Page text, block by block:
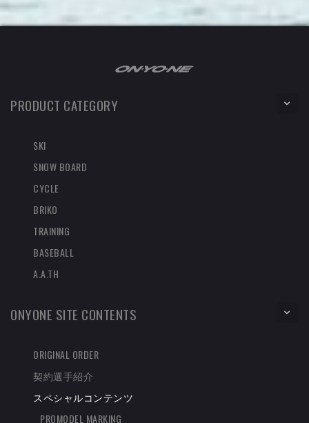
PRODUCT CATEGORY
SKI
SNOW BOARD
CYCLE
BRIKO
TRAINING
BASEBALL
A.A.TH
ONYONE SITE CONTENTS
ORIGINAL ORDER
契約選手紹介
スペシャルコンテンツ
PROMODEL MARKING